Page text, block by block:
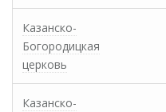
Казанско-
Богородицкая
церковь
Казанско-